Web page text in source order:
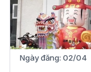
Ngày đăng: 02/04